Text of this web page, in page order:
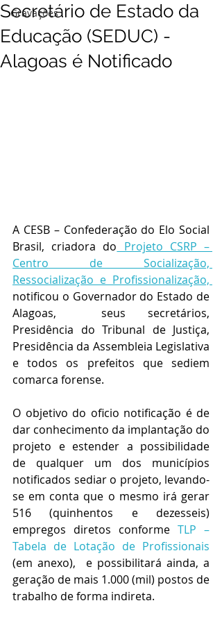
Gravações
Secretário de Estado da
Educação (SEDUC) -
Alagoas é Notificado
A CESB – Confederação do Elo Social
Brasil, criadora do Projeto CSRP –
Centro de Socialização,
notificou o Governador do Estado de
Alagoas,  seus secretários,
Presidência do Tribunal de Justiça,
Presidência da Assembleia Legislativa
e todos os prefeitos que sediem
comarca forense.
O objetivo do oficio notificação é de
dar conhecimento da implantação do
projeto e estender a possibilidade
de qualquer um dos municípios
notificados sediar o projeto, levando-
se em conta que o mesmo irá gerar
516 (quinhentos e dezesseis)
empregos diretos conforme TLP –
(em anexo),  e possibilitará ainda, a
geração de mais 1.000 (mil) postos de
trabalho de forma indireta.